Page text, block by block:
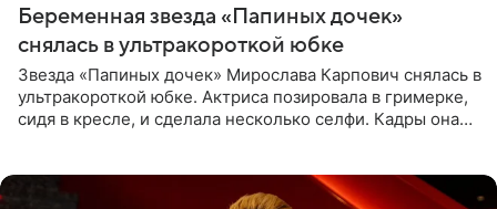
Беременная звезда «Папиных дочек»
снялась в ультракороткой юбке
Звезда «Папиных дочек» Мирослава Карпович снялась в
ультракороткой юбке. Актриса позировала в гримерке,
сидя в кресле, и сделала несколько селфи. Кадры она